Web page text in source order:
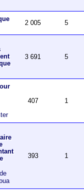
2 005 5
3 691 5
407 1
393 1